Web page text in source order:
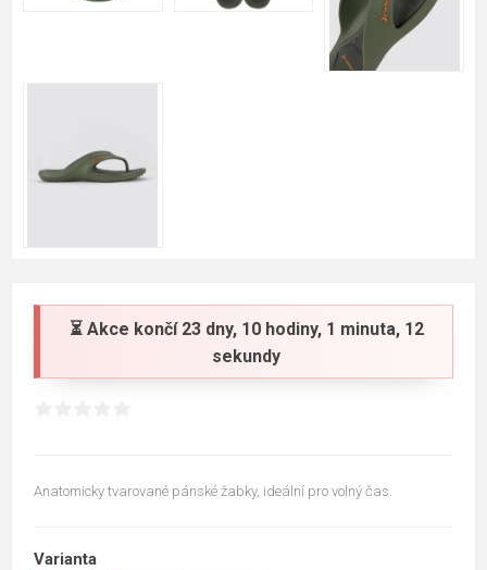
⏳ Akce končí 23 dny, 10 hodiny, 1 minuta, 11
sekundy
Anatomicky tvarované pánské žabky, ideální pro volný čas.
Varianta